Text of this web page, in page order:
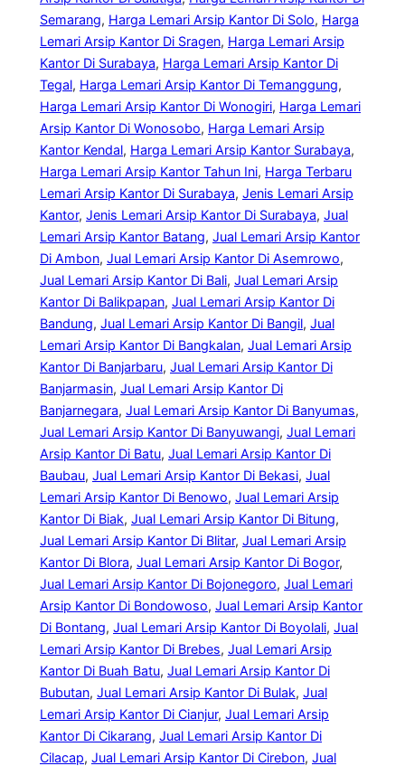
Semarang, Harga Lemari Arsip Kantor Di Solo, Harga
Lemari Arsip Kantor Di Sragen, Harga Lemari Arsip
Kantor Di Surabaya, Harga Lemari Arsip Kantor Di
Tegal, Harga Lemari Arsip Kantor Di Temanggung
Harga Lemari Arsip Kantor Di Wonogiri, Harga Lemari
Arsip Kantor Di Wonosobo, Harga Lemari Arsip
Kantor Kendal, Harga Lemari Arsip Kantor Surabaya
Harga Lemari Arsip Kantor Tahun Ini, Harga Terbaru
Lemari Arsip Kantor Di Surabaya, Jenis Lemari Arsip
Kantor, Jenis Lemari Arsip Kantor Di Surabaya, Jual
Lemari Arsip Kantor Batang, Jual Lemari Arsip Kantor
Di Ambon, Jual Lemari Arsip Kantor Di Asemrowo
Jual Lemari Arsip Kantor Di Bali, Jual Lemari Arsip
Kantor Di Balikpapan, Jual Lemari Arsip Kantor Di
Bandung, Jual Lemari Arsip Kantor Di Bangil, Jual
Lemari Arsip Kantor Di Bangkalan, Jual Lemari Arsip
Kantor Di Banjarbaru, Jual Lemari Arsip Kantor Di
Banjarmasin, Jual Lemari Arsip Kantor Di
Banjarnegara, Jual Lemari Arsip Kantor Di Banyumas
Jual Lemari Arsip Kantor Di Banyuwangi, Jual Lemari
Arsip Kantor Di Batu, Jual Lemari Arsip Kantor Di
Baubau, Jual Lemari Arsip Kantor Di Bekasi, Jual
Lemari Arsip Kantor Di Benowo, Jual Lemari Arsip
Kantor Di Biak, Jual Lemari Arsip Kantor Di Bitung
Jual Lemari Arsip Kantor Di Blitar, Jual Lemari Arsip
Kantor Di Blora, Jual Lemari Arsip Kantor Di Bogor
Jual Lemari Arsip Kantor Di Bojonegoro, Jual Lemari
Arsip Kantor Di Bondowoso, Jual Lemari Arsip Kantor
Di Bontang, Jual Lemari Arsip Kantor Di Boyolali, Jual
Lemari Arsip Kantor Di Brebes, Jual Lemari Arsip
Kantor Di Buah Batu, Jual Lemari Arsip Kantor Di
Bubutan, Jual Lemari Arsip Kantor Di Bulak, Jual
Lemari Arsip Kantor Di Cianjur, Jual Lemari Arsip
Kantor Di Cikarang, Jual Lemari Arsip Kantor Di
Cilacap, Jual Lemari Arsip Kantor Di Cirebon, Jual